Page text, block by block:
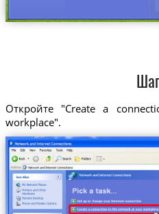
Откройте "Create a
workplace".